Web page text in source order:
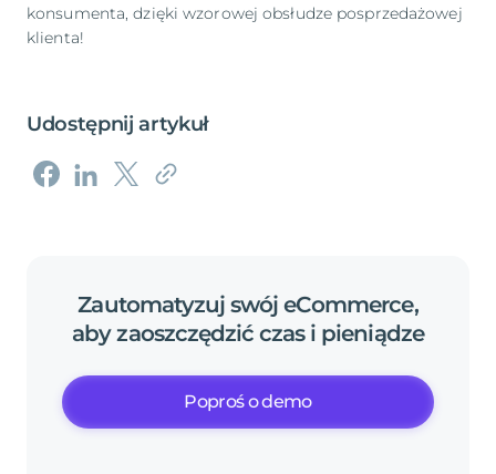
konsumenta, dzięki wzorowej obsłudze posprzedażowej
klienta!
Udostępnij artykuł
Zautomatyzuj swój eCommerce,
aby zaoszczędzić czas i pieniądze
Poproś o demo